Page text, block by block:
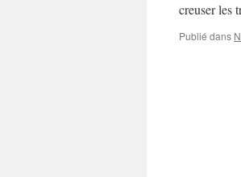
creuser les
Publié dans